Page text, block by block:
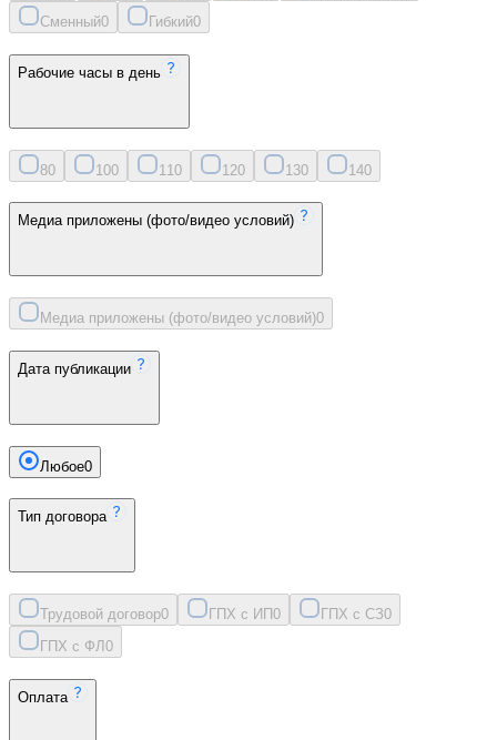
Сменный0 Гибкий0
Рабочие часы в день
80 100 11 0 120 130 140
Медиа приложены (фото/видео условий)
Медиа приложены (фото/видео условий)0
Дата публикации
Любое0
Тип договора
Трудовой договор0 ГПХ с ИП0 ГПХ с СЗ0
ГПХ с ФЛ 0
Оплата